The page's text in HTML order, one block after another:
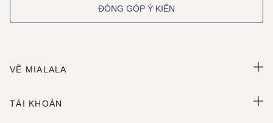
ĐÓNG GÓP Ý KIẾN
VỀ MIALALA
TÀI KHOẢN